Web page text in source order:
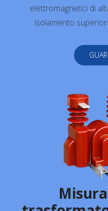
elettromagnetici di
isolamento